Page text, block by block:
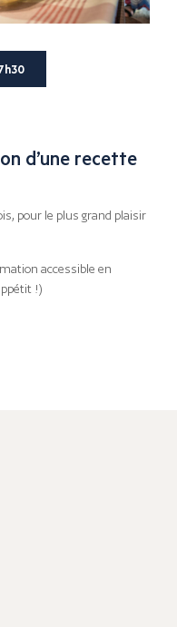
d’une recette
pour le plus grand plaisir
accessible en
!)